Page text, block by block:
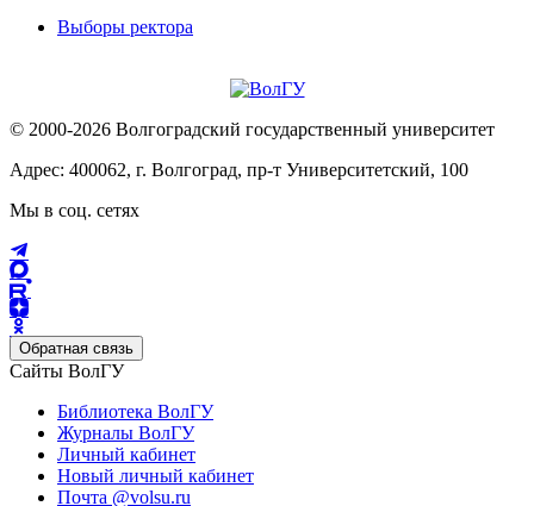
Выборы ректора
© 2000-2026 Волгоградский государственный университет
Адрес: 400062, г. Волгоград, пр-т Университетский, 100
Мы в соц. сетях
Обратная связь
Сайты ВолГУ
Библиотека ВолГУ
Журналы ВолГУ
Личный кабинет
Новый личный кабинет
Почта @volsu.ru